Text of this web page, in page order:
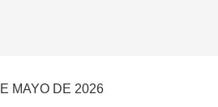
MAYO DE 2026